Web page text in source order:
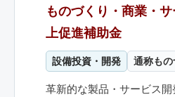
ものづくり・商業・
上促進補助金
設備投資・開発 通称も
革新的な製品・サービス